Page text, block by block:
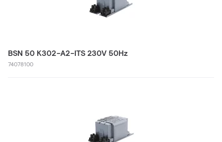
BSN 50 K302-A2-ITS 230V 50Hz
74078100